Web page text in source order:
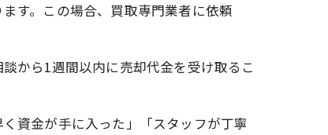
す。この場合、買取専門業者に依頼
から1週間以内に売却代金を受け取るこ
資金が手に入った」「スタッフが丁寧